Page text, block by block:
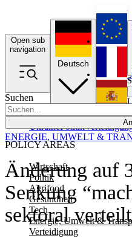
Open sub
navigation
Suchen
POLICY AREAS
Wirtschaft
Politik
Agrifood
Gesundheit
Tech
Energie, Umwelt &
Verteidigung
UkrainePolitik
Deutsch
Änderung auf
Senkung
sektoral verteilt
ENERGIE, UMWELT &